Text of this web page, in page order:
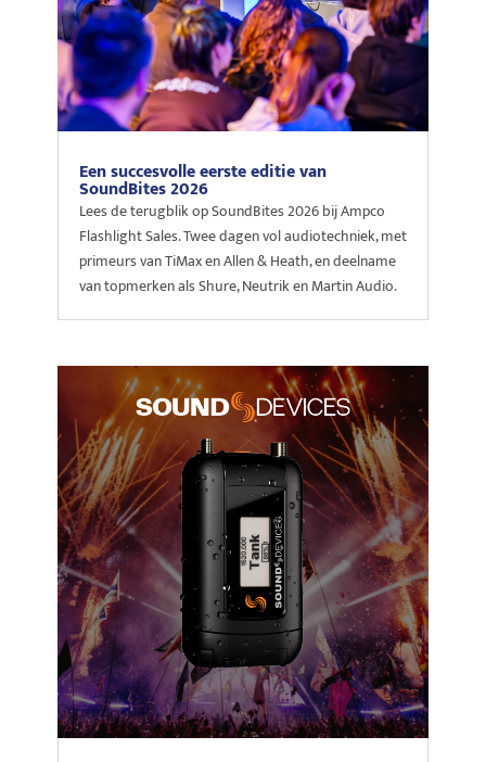
Een succesvolle eerste editie van
SoundBites 2026
Lees de terugblik op SoundBites 2026 bij Ampco
Flashlight Sales. Twee dagen vol audiotechniek, met
primeurs van TiMax en Allen & Heath, en deelname
van topmerken als Shure, Neutrik en Martin Audio.